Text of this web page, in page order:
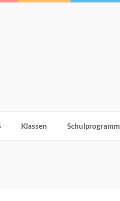
Klassen Schulprogramm